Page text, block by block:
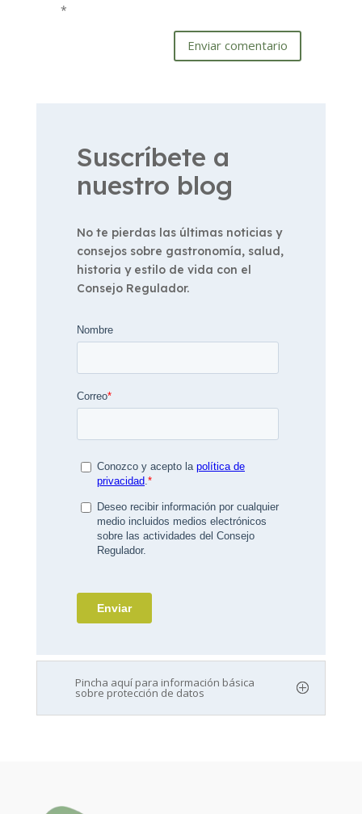
*
Enviar comentario
Suscríbete a
nuestro blog
No te pierdas las últimas noticias y
consejos sobre gastronomía, salud,
historia y estilo de vida con el
Consejo Regulador.
Pincha aquí para información básica
sobre protección de datos